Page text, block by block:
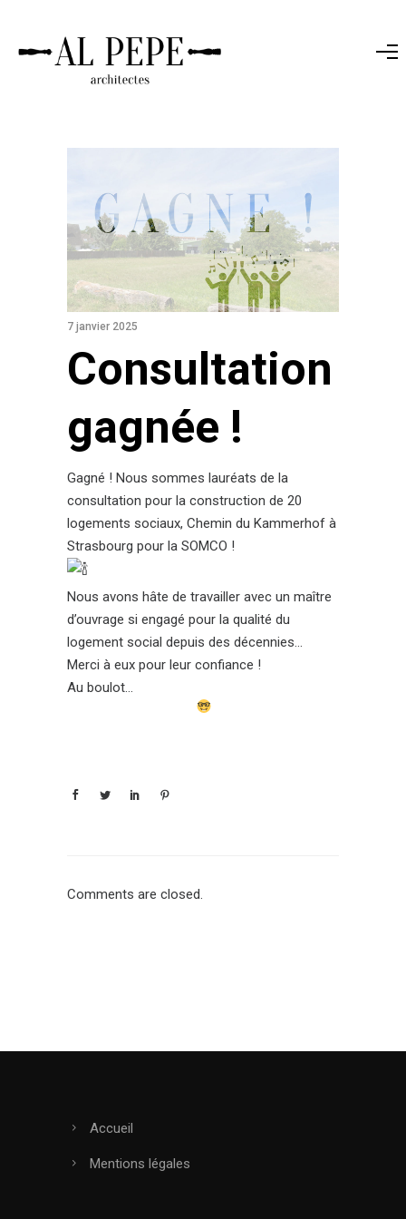
7 janvier 2025
Consultation
gagnée !
Gagné ! Nous sommes lauréats de la
consultation pour la construction de 20
logements sociaux, Chemin du Kammerhof à
Strasbourg pour la SOMCO !
Nous avons hâte de travailler avec un maître
d’ouvrage si engagé pour la qualité du
logement social depuis des décennies…
Merci à eux pour leur confiance !
Au boulot…
Comments are closed.
Accueil
Mentions légales